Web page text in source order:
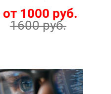
от 1000 руб.
1600 руб.